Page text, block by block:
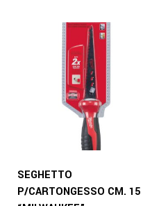
SEGHETTO
P/CARTONGESSO CM. 15